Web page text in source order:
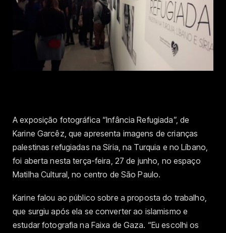
A exposição fotográfica “Infância Refugiada”, de
Karine Garcêz, que apresenta imagens de crianças
palestinas refugiadas na Síria, na Turquia e no Líbano,
foi aberta nesta terça-feira, 27 de junho, no espaço
Matilha Cultural, no centro de São Paulo.
Karine falou ao público sobre a proposta do trabalho,
que surgiu após ela se converter ao islamismo e
estudar fotografia na Faixa de Gaza. “Eu escolhi os